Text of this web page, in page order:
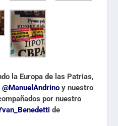
la Europa de las Patrias,
@ManuelAndrino y nuestro
por nuestro
de